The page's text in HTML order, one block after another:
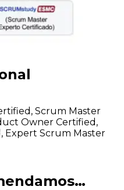
Scrum Master
Owner Certified,
Expert Scrum Master